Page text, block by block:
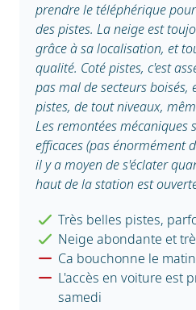
prendre le téléphérique
des pistes. La neige est
grâce à sa localisation, et
qualité. Coté pistes, c'est
pas mal de secteurs boisés,
pistes, de tout niveaux,
Les remontées mécaniques
efficaces (pas énormément
il y a moyen de s'éclater
haut de la station est
Très belles pistes,
Neige abondante et
Ca bouchonne le
L'accès en voiture est
samedi